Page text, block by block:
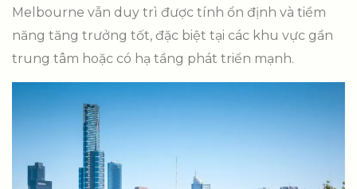
Melbourne vẫn duy trì được tính ổn định và tiềm
năng tăng trưởng tốt, đặc biệt tại các khu vực gần
trung tâm hoặc có hạ tầng phát triển mạnh.